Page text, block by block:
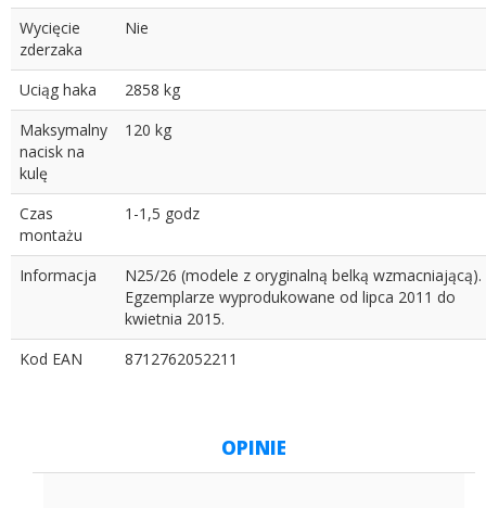
Wycięcie
zderzaka
Nie
Uciąg haka
2858 kg
Maksymalny
nacisk na
kulę
120 kg
Czas
montażu
1-1,5 godz
Informacja
N25/26 (modele z oryginalną belką wzmacniającą).
Egzemplarze wyprodukowane od lipca 2011 do
kwietnia 2015.
Kod EAN
8712762052211
OPINIE